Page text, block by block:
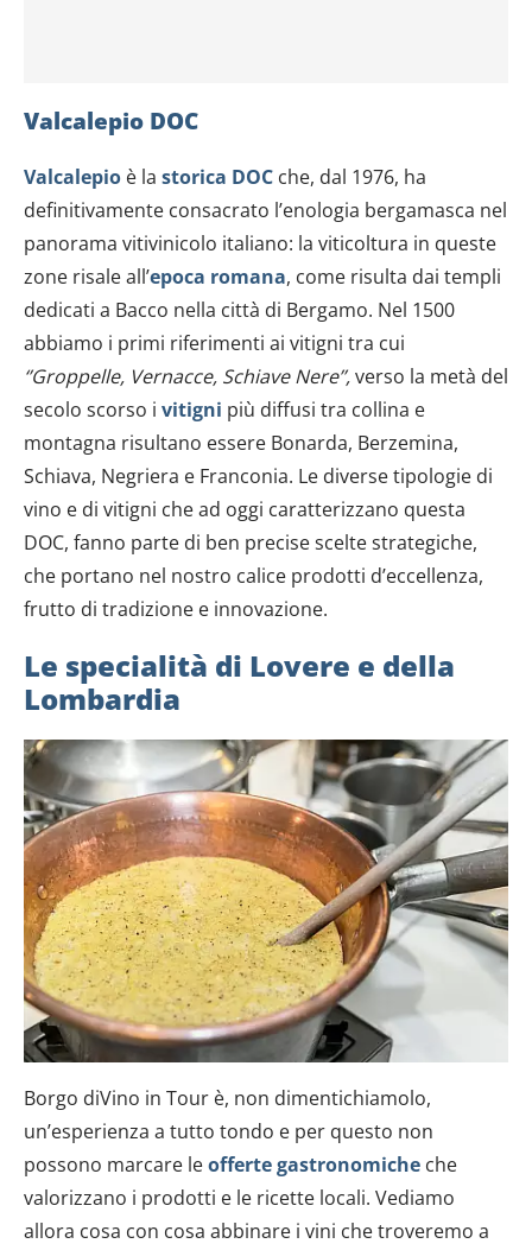
Valcalepio DOC
Valcalepio è la storica DOC che, dal 1976, ha
definitivamente consacrato l’enologia bergamasca nel
panorama vitivinicolo italiano: la viticoltura in queste
zone risale all’epoca romana, come risulta dai templi
dedicati a Bacco nella città di Bergamo. Nel 1500
abbiamo i primi riferimenti ai vitigni tra cui
‘’Groppelle, Vernacce, Schiave Nere’’,verso la metà del
secolo scorso i vitigni più diffusi tra collina e
montagna risultano essere Bonarda, Berzemina,
Schiava, Negriera e Franconia. Le diverse tipologie di
vino e di vitigni che ad oggi caratterizzano questa
DOC, fanno parte di ben precise scelte strategiche,
che portano nel nostro calice prodotti d’eccellenza,
frutto di tradizione e innovazione.
Le specialità di Lovere e della
Lombardia
Borgo diVino in Tour è, non dimentichiamolo,
un’esperienza a tutto tondo e per questo non
possono marcare leofferte gastronomiche che
valorizzano i prodotti e le ricette locali. Vediamo
allora cosa con cosa abbinare i vini che troveremo a